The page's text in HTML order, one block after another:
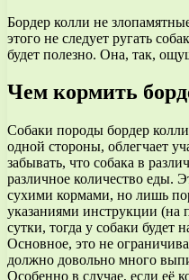
Бордер колли не
этого не следует ругать
будет полезно. Она, так,
Чем кормить
Собаки породы бордер
одной стороны, облегчает
забывать, что собака в
различное количество еды.
сухими кормами, но лишь
указаниями инструкции (на
сутки, тогда у собаки будет
Основное, это не
должно довольно много
Особенно в случае, если её